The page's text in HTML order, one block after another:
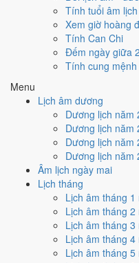
Tính tuổi âm lịch
Xem giờ hoàng
Tính Can Chi
Đếm ngày giữa
Tính cung mệnh
Menu
Lịch âm dương
Dương lịch năm
Dương lịch năm
Dương lịch năm
Dương lịch năm
Âm lịch ngày mai
Lịch tháng
Lịch âm tháng 1
Lịch âm tháng 2
Lịch âm tháng 3
Lịch âm tháng 4
Lịch âm tháng 5
Cách tính ngày tốt
Ký hợp đồng - giao
Rất tốt
Ký hợp đồng - giao ước
Trực Thâu và Ngày
Cách tính ngày tốt
🏗️
Động thổ - khởi công
Tốt
Động thổ - khởi công
Hoàng Đạo.
Cách tính ngày tốt
🏡 Nhập trạch - vào nhà
Tốt
Nhập trạch - vào nhà
Ngày Hoàng Đạo.
Cách tính ngày tốt
Mua xe - tậu xe